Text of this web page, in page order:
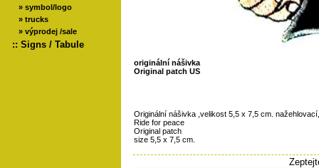
» symbol/logo
» trucks
» výprodej /sale
:: Signs / Tabule
originální nášivka
Original patch US
Originální nášivka ,velikost 5,5 x 7,5 cm. nažehlovací,
Ride for peace
Original patch
size 5,5 x 7,5 cm.